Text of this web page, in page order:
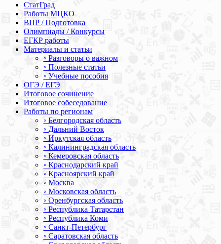
СтатГрад
Работы МЦКО
ВПР / Подготовка
Олимпиады / Конкурсы
ЕГКР работы
Материалы и статьи
◦ Разговоры о важном
◦ Полезные статьи
◦ Учебные пособия
ОГЭ / ЕГЭ
Итоговое сочинение
Итоговое собеседование
Работы по регионам
◦ Белгородская область
◦ Дальний Восток
◦ Иркутская область
◦ Калининградская область
◦ Кемеровская область
◦ Краснодарский край
◦ Красноярский край
◦ Москва
◦ Московская область
◦ Оренбургская область
◦ Республика Татарстан
◦ Республика Коми
◦ Санкт-Петербург
◦ Саратовская область